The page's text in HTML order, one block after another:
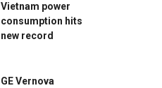
Vietnam power
consumption hits
new record
GE Vernova